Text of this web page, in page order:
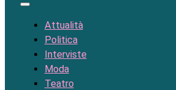
Attualità
Politica
Interviste
Moda
Teatro